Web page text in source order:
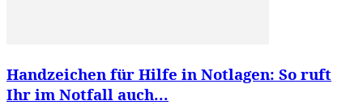
Handzeichen für Hilfe in Notlagen: So ruft
Ihr im Notfall auch...